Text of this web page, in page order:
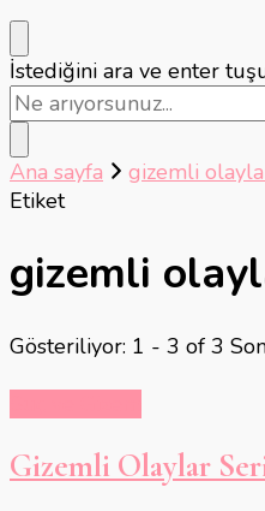
Bir
şey
mi
arıyorsunuz?
İstediğini ara ve enter
Ana sayfa
gizemli
Etiket
gizemli
Gösteriliyor: 1 - 3 of 3
Gizemli Olaylar